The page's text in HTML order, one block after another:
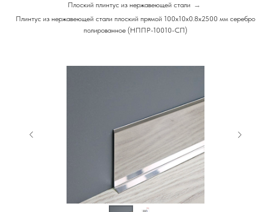
Плоский плинтус из нержавеющей стали →
Плинтус из нержавеющей стали плоский прямой 100х10х0.8х2500 мм серебро
полированное (НППР-10010-СП)